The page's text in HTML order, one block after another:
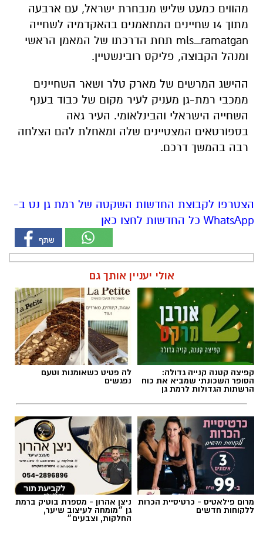
מהווים כמעט שליש מנבחרת ישראל, עם ארבעה
מתוך 14 שחיינים המתאמנים בהאקדמיה לשחייה
mls_ramatgan תחת הדרכתו של המאמן הראשי
ומנהל הקבוצה, פליקס רובינשטיין.
ההישג המרשים של מארק טלר ושאר השחיינים
ממכבי רמת-גן מעניק לעיר מקום של כבוד בענף
השחייה הישראלי והבינלאומי. העיר גאה
בספורטאים המצטיינים שלה ומאחלת להם הצלחה
רבה בהמשך דרכם.
הצטרפו לקבוצת החדשות השקטה של רמת גן נט ב-
WhatsApp כל החדשות לחצו כאן
אולי יעניין אותך גם
קפיצה קטנה קנייה גדולה:
הסופר השכונתי שמביא את כוח
הרשתות הגדולות לרמת גן
לה פטיט כשאומנות וטעם
נפגשים
מרום פילאטיס - כרטיסיית הכרות
ללקוחות חדשים
ניצן אהרון - מספרת בוטיק ברמת
גן ״מומחה לעיצוב שיער,
החלקות, וצבעים״